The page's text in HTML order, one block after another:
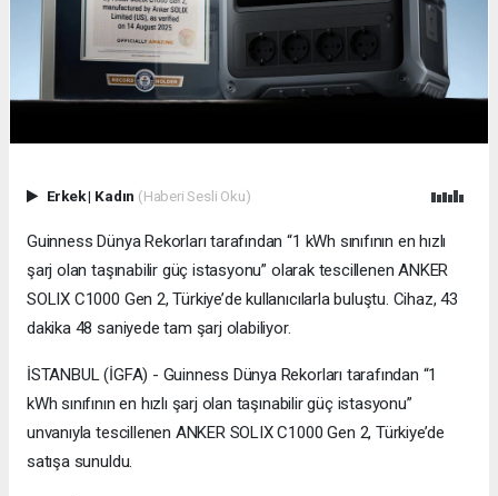
Erkek| Kadın (Haberi Sesli Oku)
Guinness Dünya Rekorları tarafından “1 kWh sınıfının en hızlı
şarj olan taşınabilir güç istasyonu” olarak tescillenen ANKER
SOLIX C1000 Gen 2, Türkiye’de kullanıcılarla buluştu. Cihaz, 43
dakika 48 saniyede tam şarj olabiliyor.
İSTANBUL (İGFA) - Guinness Dünya Rekorları tarafından “1
kWh sınıfının en hızlı şarj olan taşınabilir güç istasyonu”
unvanıyla tescillenen ANKER SOLIX C1000 Gen 2, Türkiye’de
satışa sunuldu.